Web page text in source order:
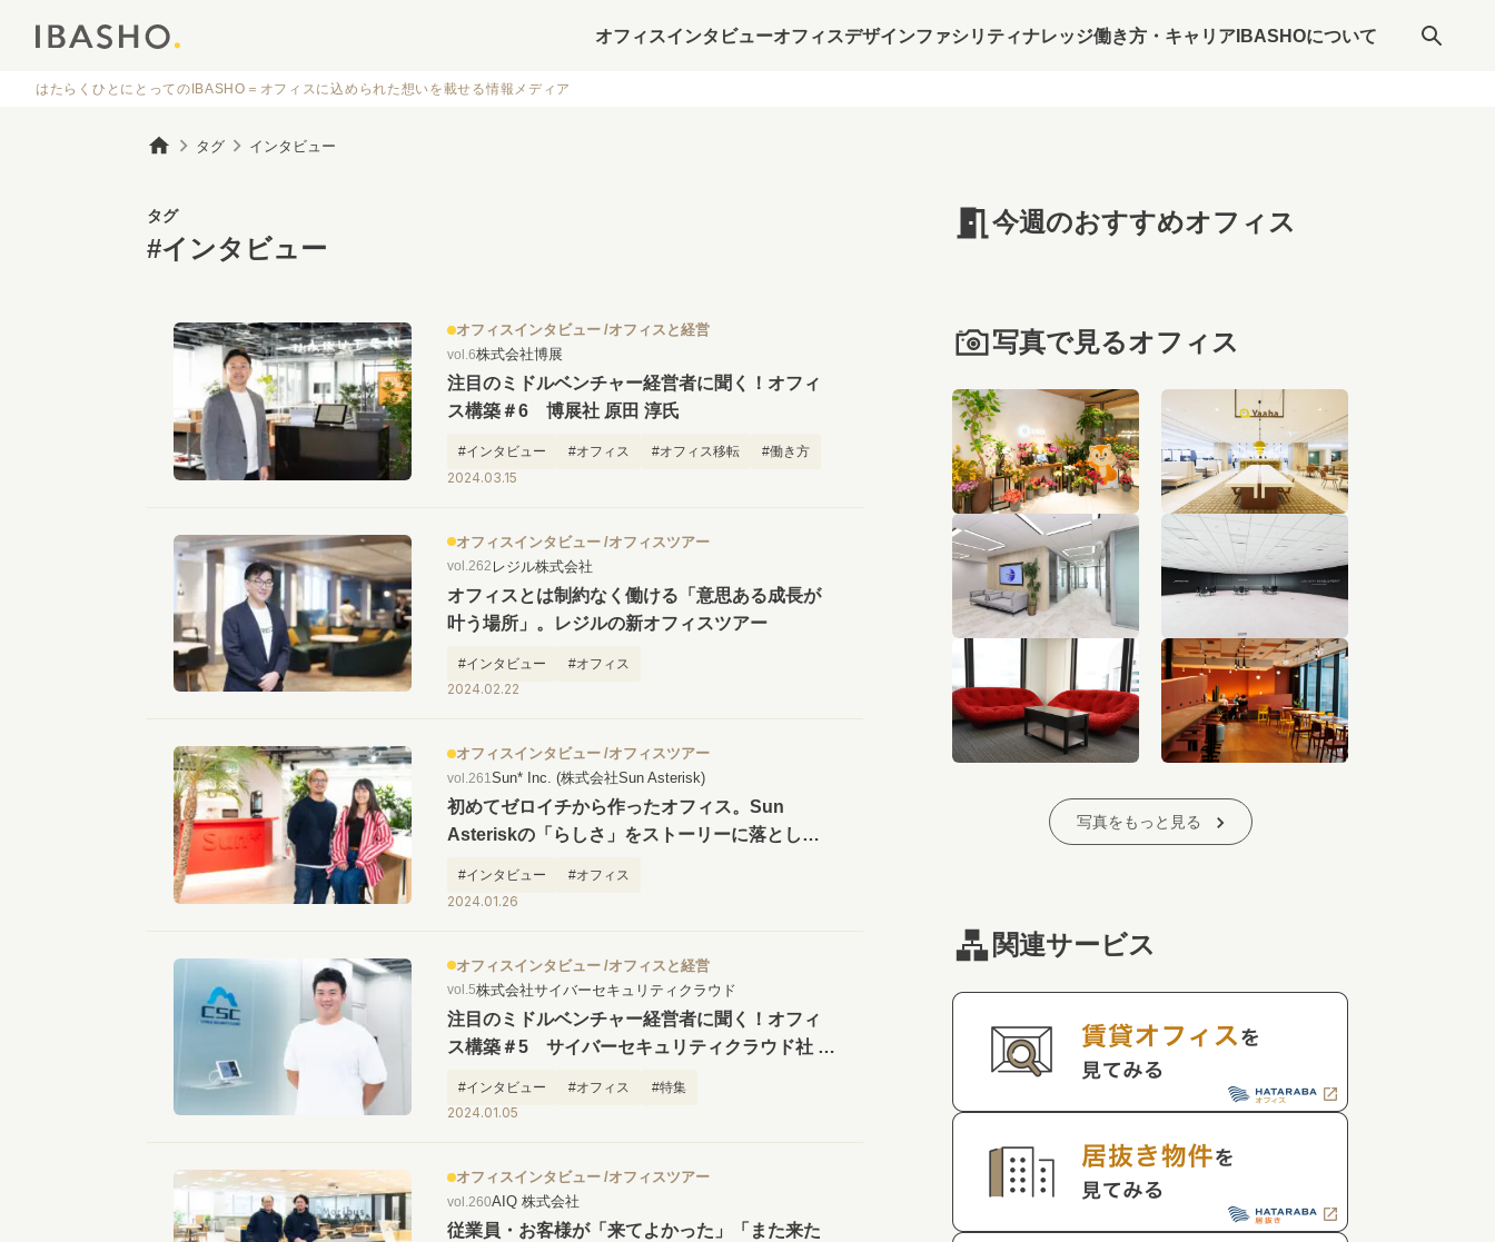
オフィスインタビューオフィスデザインファシリティナレッジ働き方・キャリア IBASHOについて
はたらくひとにとってのIBASHO＝オフィスに込められた想いを載せる情報メディア
タグ インタビュー
タグ
#インタビュー
オフィスインタビュー オフィスと経営
vol.6株式会社博展
注目のミドルベンチャー経営者に聞く！オフィ
ス構築＃6 博展社 原田 淳氏
#インタビュー #オフィス #オフィス移転 #働き方
2024.03.15
オフィスインタビュー オフィスツアー
vol.262 レジル株式会社
オフィスとは制約なく働ける「意思ある成長が
叶う場所」。レジルの新オフィスツアー
#インタビュー #オフィス
2024.02.22
オフィスインタビュー オフィスツアー
vol.261 Sun* Inc. (株式会社Sun Asterisk)
初めてゼロイチから作ったオフィス。Sun
Asteriskの「らしさ」をストーリーに落とし込
#インタビュー #オフィス
2024.01.26
オフィスインタビュー オフィスと経営
vol.5株式会社サイバーセキュリティクラウド
注目のミドルベンチャー経営者に聞く！オフィ
ス構築＃5 サイバーセキュリティクラウド社 小
#インタビュー #オフィス #特集
2024.01.05
オフィスインタビュー オフィスツアー
vol.260AIQ 株式会社
従業員・お客様が「来てよかった」「また来た
今週のおすすめオフィス
写真で見るオフィス
写真をもっと見る
関連サービス